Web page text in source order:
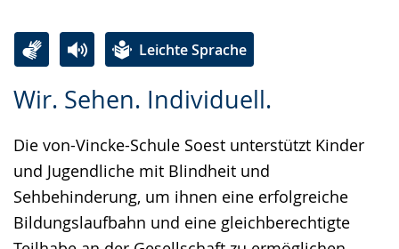
Wir. Sehen. Individuell.
Die von-Vincke-Schule Soest unterstützt Kinder
und Jugendliche mit Blindheit und
Sehbehinderung, um ihnen eine erfolgreiche
Bildungslaufbahn und eine gleichberechtigte
Leichte Sprache
Leichten
wechseln.
Audio-
Video
Deutscher
Gebärdensprache
wird
angezeigt.